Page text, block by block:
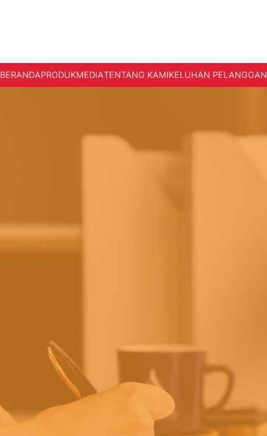
BERANDAPRODUKMEDIATENTANG KAMIKELUHAN PELANGGAN